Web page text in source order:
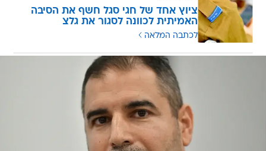
ציוץ אחד של חגי סגל חשף את הסיבה
האמיתית לכוונה לסגור את גלצ
לכתבה המלאה